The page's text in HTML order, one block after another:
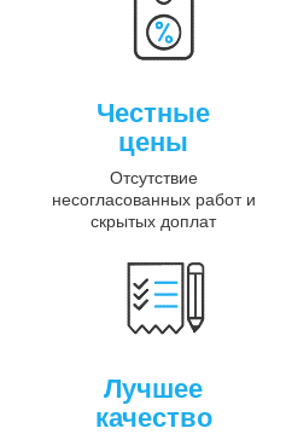
Честные
цены
Отсутствие
несогласованных работ и
скрытых доплат
Лучшее
качество